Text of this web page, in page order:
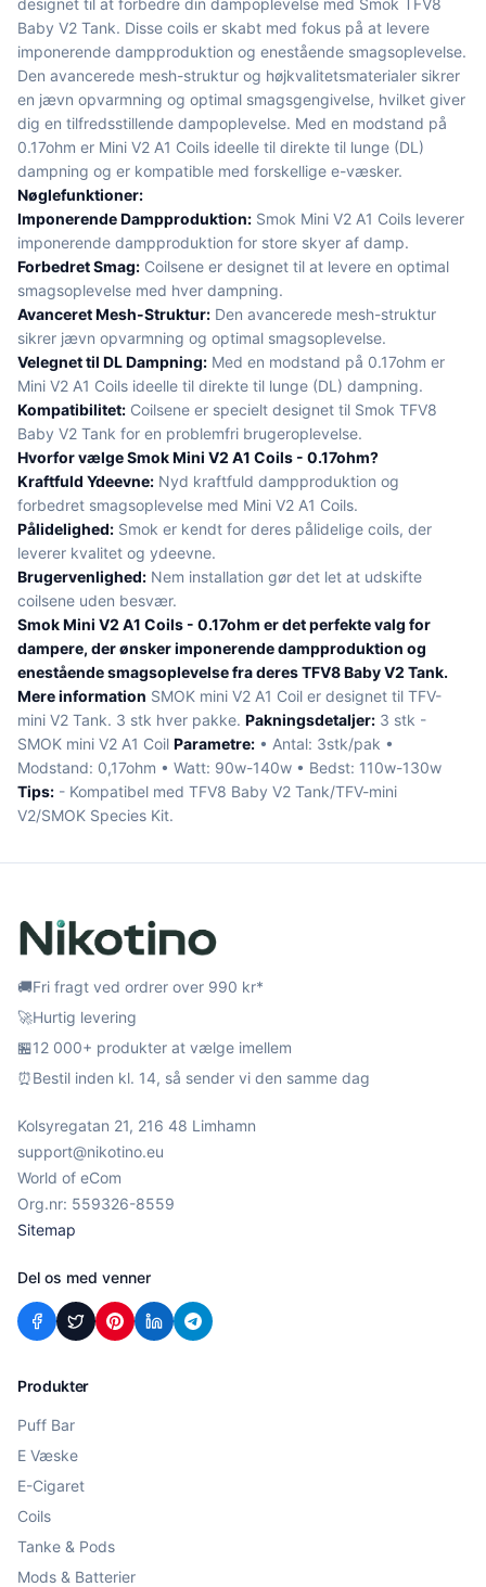
designet til at forbedre din dampoplevelse med Smok TFV8
Baby V2 Tank. Disse coils er skabt med fokus på at levere
imponerende dampproduktion og enestående smagsoplevelse.
Den avancerede mesh-struktur og højkvalitetsmaterialer sikrer
en jævn opvarmning og optimal smagsgengivelse, hvilket giver
dig en tilfredsstillende dampoplevelse. Med en modstand på
0.17ohm er Mini V2 A1 Coils ideelle til direkte til lunge (DL)
dampning og er kompatible med forskellige e-væsker.
Nøglefunktioner:
Imponerende Dampproduktion: Smok Mini V2 A1 Coils leverer
imponerende dampproduktion for store skyer af damp.
Forbedret Smag: Coilsene er designet til at levere en optimal
smagsoplevelse med hver dampning.
Avanceret Mesh-Struktur: Den avancerede mesh-struktur
sikrer jævn opvarmning og optimal smagsoplevelse.
Velegnet til DL Dampning: Med en modstand på 0.17ohm er
Mini V2 A1 Coils ideelle til direkte til lunge (DL) dampning.
Kompatibilitet: Coilsene er specielt designet til Smok TFV8
Baby V2 Tank for en problemfri brugeroplevelse.
Hvorfor vælge Smok Mini V2 A1 Coils - 0.17ohm?
Kraftfuld Ydeevne: Nyd kraftfuld dampproduktion og
forbedret smagsoplevelse med Mini V2 A1 Coils.
Pålidelighed: Smok er kendt for deres pålidelige coils, der
leverer kvalitet og ydeevne.
Brugervenlighed: Nem installation gør det let at udskifte
coilsene uden besvær.
Smok Mini V2 A1 Coils - 0.17ohm er det perfekte valg for
dampere, der ønsker imponerende dampproduktion og
enestående smagsoplevelse fra deres TFV8 Baby V2 Tank.
Mere information SMOK mini V2 A1 Coil er designet til TFV-
mini V2 Tank. 3 stk hver pakke. Pakningsdetaljer: 3 stk -
SMOK mini V2 A1 Coil Parametre: • Antal: 3stk/pak •
Modstand: 0,17ohm • Watt: 90w-140w • Bedst: 110w-130w
Tips: - Kompatibel med TFV8 Baby V2 Tank/TFV-mini
V2/SMOK Species Kit.
🚚Fri fragt ved ordrer over 990 kr*
🚀Hurtig levering
🏪12 000+ produkter at vælge imellem
⏰Bestil inden kl. 14, så sender vi den samme dag
Kolsyregatan 21, 216 48 Limhamn
support@nikotino.eu
World of eCom
Org.nr: 559326-8559
Sitemap
Del os med venner
Produkter
Puff Bar
E Væske
E-Cigaret
Coils
Tanke & Pods
Mods & Batterier